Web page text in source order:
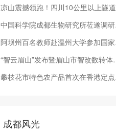
凉山震撼领跑！四川10公里以上隧道超20条
中国科学院成都生物研究所莅遂调研携手绘就绿色循环农业新蓝图
阿坝州百名教师赴温州大学参加国家通用语言能力提升培训
“智云眉山”发布暨眉山市智改数转体验中心启用
攀枝花市特色农产品首次在香港定点展销
成都风光